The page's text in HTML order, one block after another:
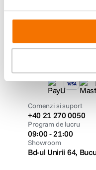
Comenzi si suport
+40 21 270 0050
Program de lucru
09:00 - 21:00
Showroom
Bd-ul Unirii 64,